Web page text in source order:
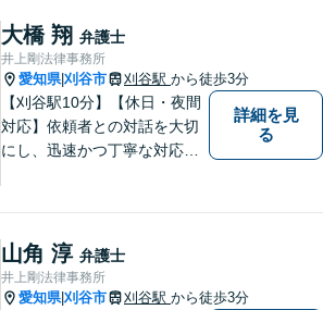
のお困りごとを迅速に解決い
たします。
大橋 翔 弁護士
井上剛法律事務所
愛知県|刈谷市 刈谷駅 から徒歩3分
【刈谷駅10分】【休日・夜間
対応】依頼者との対話を大切
にし、迅速かつ丁寧な対応を
サービスを提供。【駐車場完
備】
詳細を見
る
山角 淳 弁護士
井上剛法律事務所
愛知県|刈谷市 刈谷駅 から徒歩3分